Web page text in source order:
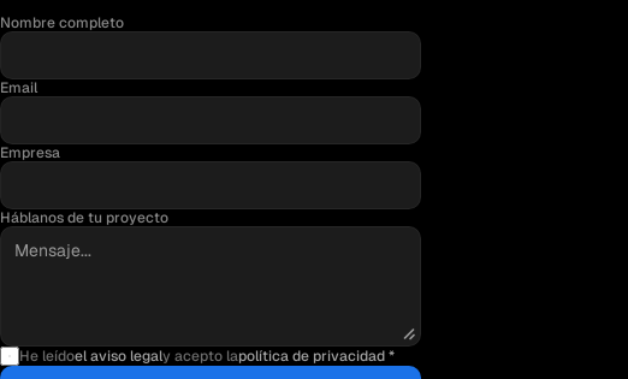
Nombre completo
Email
Empresa
Háblanos de tu proyecto
He leídoel aviso legaly acepto lapolítica de privacidad *